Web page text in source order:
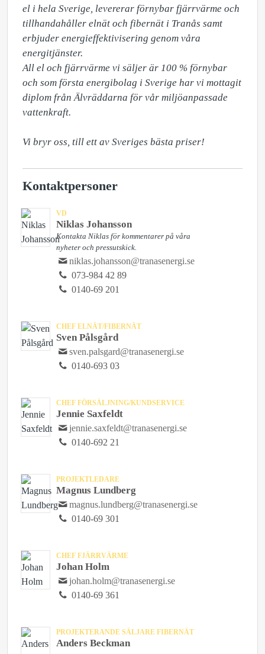
el i hela Sverige, levererar förnybar fjärrvärme och
tillhandahåller elnät och fibernät i Tranås samt
erbjuder energieffektivisering genom våra
energitjänster.
All el och fjärrvärme vi säljer är 100 % förnybar
och som första energibolag i Sverige har vi mottagit
diplom från Älvräddarna för vår miljöanpassade
vattenkraft.
Vi bryr oss, till ett av Sveriges bästa priser!
Kontaktpersoner
VD
Niklas Johansson
Kontakta Niklas för kommentarer på våra
nyheter och pressutskick.
niklas.johansson@tranasenergi.se
073-984 42 89
0140-69 201
CHEF ELNÄT/FIBERNÄT
Sven Pålsgård
sven.palsgard@tranasenergi.se
0140-693 03
CHEF FÖRSÄLJNING/KUNDSERVICE
Jennie Saxfeldt
jennie.saxfeldt@tranasenergi.se
0140-692 21
PROJEKTLEDARE
Magnus Lundberg
magnus.lundberg@tranasenergi.se
0140-69 301
CHEF FJÄRRVÄRME
Johan Holm
johan.holm@tranasenergi.se
0140-69 361
PROJEKTERANDE SÄLJARE FIBERNÄT
Anders Beckman